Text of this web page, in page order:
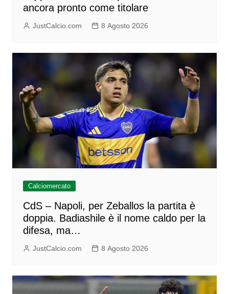
ancora pronto come titolare
JustCalcio.com 8 Agosto 2026
Calciomercato
CdS – Napoli, per Zeballos la partita è
doppia. Badiashile è il nome caldo per la
difesa, ma…
JustCalcio.com 8 Agosto 2026